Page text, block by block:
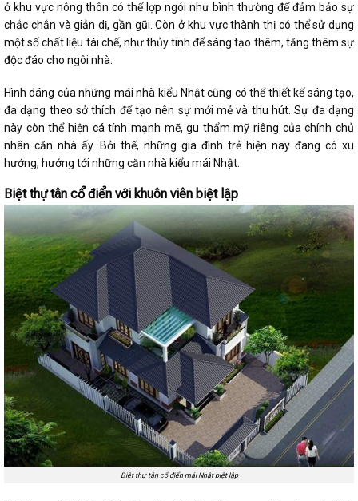
ở khu vực nông thôn có thể lợp ngói như bình thường để đảm bảo sự
chắc chắn và giản dị, gần gũi. Còn ở khu vực thành thị có thể sử dụng
một số chất liệu tái chế, như thủy tinh để sáng tạo thêm, tăng thêm sự
độc đáo cho ngôi nhà.
Hình dáng của những mái nhà kiểu Nhật cũng có thể thiết kế sáng tạo,
đa dạng theo sở thích để tạo nên sự mới mẻ và thu hút. Sự đa dạng
này còn thể hiện cá tính mạnh mẽ, gu thẩm mỹ riêng của chính chủ
nhân căn nhà ấy. Bởi thế, những gia đình trẻ hiện nay đang có xu
hướng, hướng tới những căn nhà kiểu mái Nhật.
Biệt thự tân cổ điển với khuôn viên biệt lập
Biệt thự tân cổ điển mái Nhật biệt lập